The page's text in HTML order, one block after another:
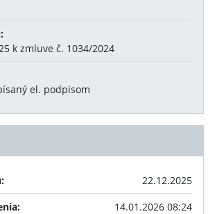
k zmluve č. 1034/2024
el. podpisom
22.12.2025
14.01.2026 08:24